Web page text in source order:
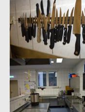
Show larger version